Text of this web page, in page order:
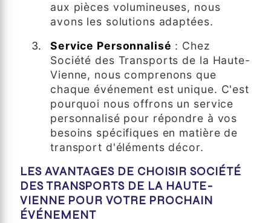
aux pièces volumineuses, nous
avons les solutions adaptées.
Service Personnalisé : Chez
Société des Transports de la Haute-
Vienne, nous comprenons que
chaque événement est unique. C'est
pourquoi nous offrons un service
personnalisé pour répondre à vos
besoins spécifiques en matière de
transport d'éléments décor.
LES AVANTAGES DE CHOISIR SOCIÉTÉ
DES TRANSPORTS DE LA HAUTE-
VIENNE POUR VOTRE PROCHAIN
ÉVÉNEMENT